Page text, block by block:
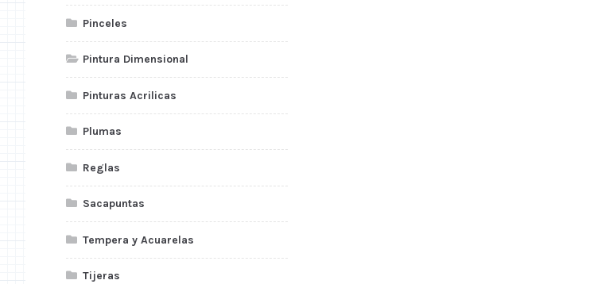
Pinceles
Pintura Dimensional
Pinturas Acrilicas
Plumas
Reglas
Sacapuntas
Tempera y Acuarelas
Tijeras